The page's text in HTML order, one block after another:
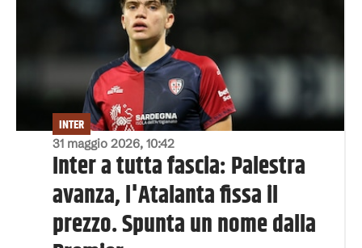
31 maggio 2026, 10:42
INTER
Inter a tutta fascia: Palestra
avanza, l'Atalanta fissa il
prezzo. Spunta un nome dalla